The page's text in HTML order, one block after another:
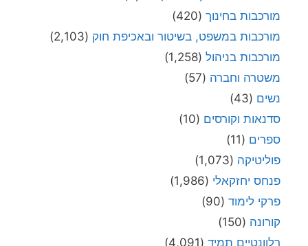
מורכבות בחינוך (420)
מורכבות במשפט, בשיטור ובאכיפת חוק (2,103)
מורכבות בניהול (1,258)
משטרה וחברה (57)
נשים (43)
סדנאות וקורסים (10)
ספרים (11)
פוליטיקה (1,073)
פנחס יחזקאלי (1,986)
פרקי לימוד (90)
קורונה (150)
רלוונטיים תמיד (4,091)